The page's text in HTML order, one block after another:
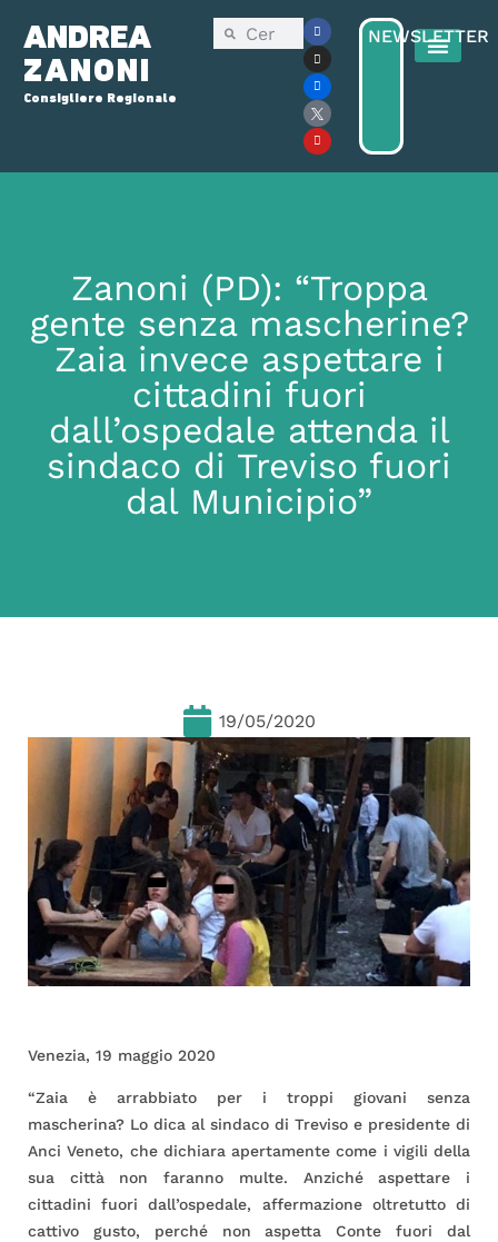
ANDREA
ZANONI
Consigliere Regionale
NEWSLETTER
Zanoni (PD): “Troppa
gente senza mascherine?
Zaia invece aspettare i
cittadini fuori
dall’ospedale attenda il
sindaco di Treviso fuori
dal Municipio”
19/05/2020
Venezia, 19 maggio 2020
“Zaia è arrabbiato per i troppi giovani senza
mascherina? Lo dica al sindaco di Treviso e presidente di
Anci Veneto, che dichiara apertamente come i vigili della
sua città non faranno multe. Anziché aspettare i
cittadini fuori dall’ospedale, affermazione oltretutto di
cattivo gusto, perché non aspetta Conte fuori dal